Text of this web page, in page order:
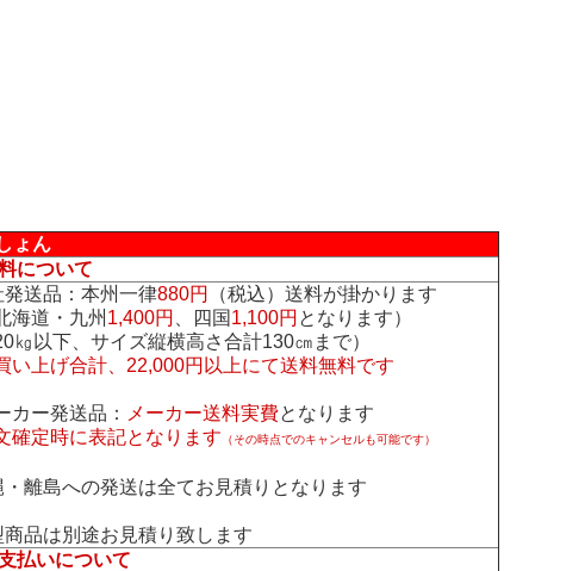
ょん
について
発送品：本州一律880円
（税込）送料が掛かります
海道・九州 1,400円 、四国 1,100円 となります）
㎏以下、サイズ縦横高さ合計130㎝まで）
い上げ合計、22,000円以上にて送料無料です
カー発送品： メーカー送料実費となります
確定時に表記となります （その時点でのキャンセルも可能です）
・離島への発送は全てお見積りとなります
商品は別途お見積り致します
払いについて